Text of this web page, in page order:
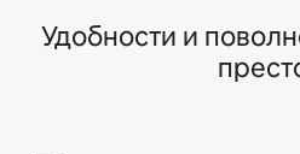
Удобности и